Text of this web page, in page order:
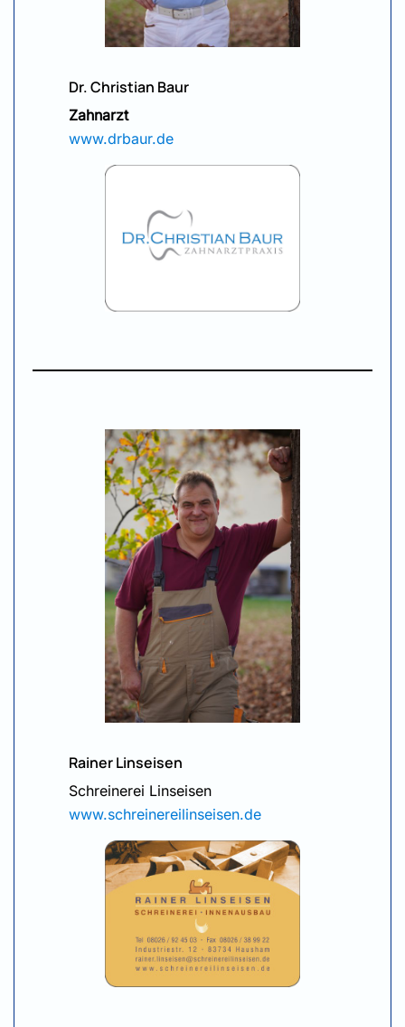
Dr. Christian Baur
Zahnarzt
www.drbaur.de
Rainer Linseisen
Schreinerei Linseisen
www.schreinereilinseisen.de